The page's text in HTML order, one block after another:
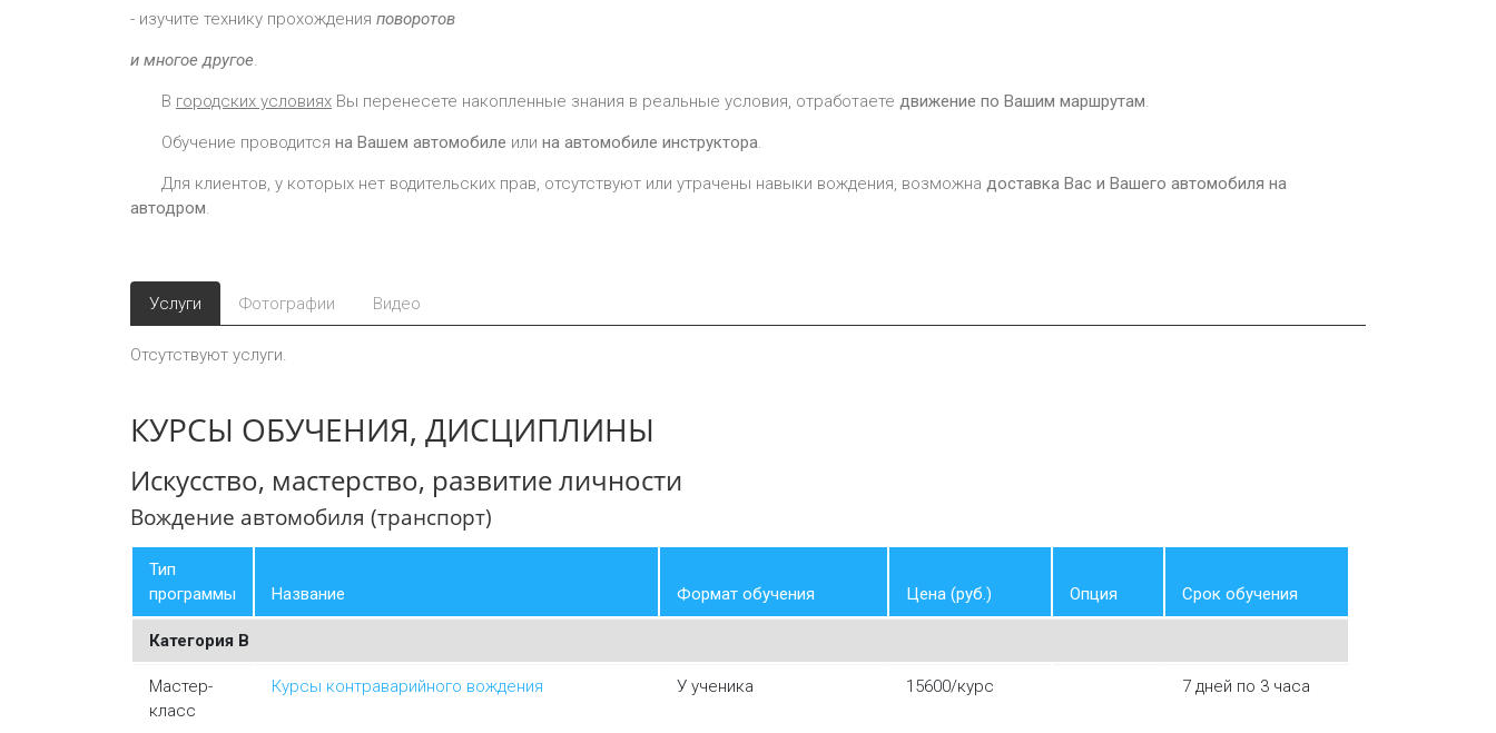
- изучите технику прохождения поворотов
и многое другое.
В городских условиях Вы перенесете накопленные знания в реальные условия, отработаете движение по Вашим маршрутам.
Обучение проводится на Вашем автомобиле или на автомобиле инструктора.
Для клиентов, у которых нет водительских прав, отсутствуют или утрачены навыки вождения, возможна доставка Вас и Вашего автомобиля на
автодром.
Услуги Фотографии Видео
Отсутствуют услуги.
КУРСЫ ОБУЧЕНИЯ, ДИСЦИПЛИНЫ
Искусство, мастерство, развитие личности
Вождение автомобиля (транспорт)
Тип
программы
Название Формат обучения Цена (руб.) Опция Срок обучения
Категория В
Мастер-
класс
Курсы контраварийного вождения У ученика 15600/курс 7 дней по 3 часа